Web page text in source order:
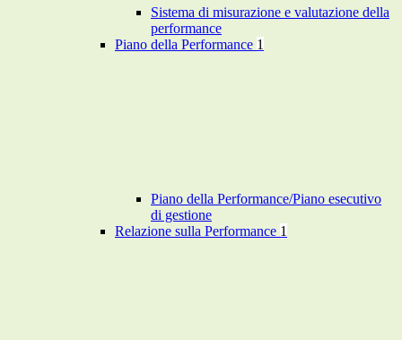
Sistema di misurazione e valutazione della
performance
Piano della Performance 1
Piano della Performance/Piano esecutivo
di gestione
Relazione sulla Performance 1